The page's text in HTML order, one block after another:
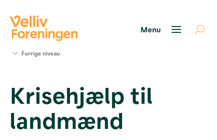
Værktøjer
og viden
Om Velliv
Foreningen
Forrige niveau
Krisehjælp til
landmænd